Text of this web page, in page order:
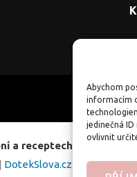
Abychom
informacím
jedinečná
ovlivnit
a receptech:
| DotekSlova.cz Osobní